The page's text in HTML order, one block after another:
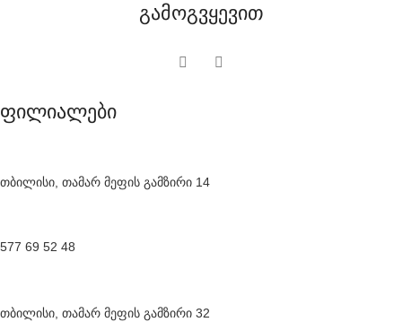
გამოგვყევით
ფილიალები
თბილისი, თამარ მეფის გამზირი 14
577 69 52 48
თბილისი, თამარ მეფის გამზირი 32